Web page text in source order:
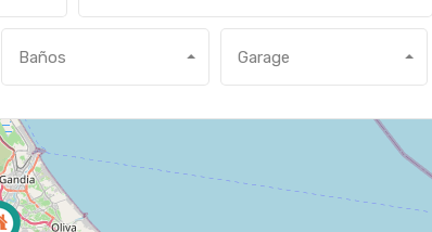
Baños Garage